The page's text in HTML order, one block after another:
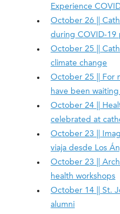
Experience
October 26 ||
during COVID-19
October 25 ||
climate change
October 25 || For
have been
October 24 ||
celebrated at
October 23 ||
viaja desde Los
October 23 ||
health workshops
October 14 || St.
alumni